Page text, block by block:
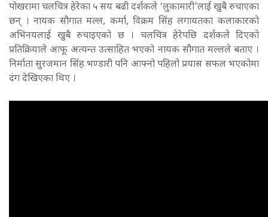
पोखरामा चलचित्र हेरेका ५ सय बढी दर्शकले ‘लुकामारी’लाई खुबै रुचाएका
छन् । नायक सौगात मल्ल, कर्मा, विक्रम सिंह लगायतका कलाकारको
अभिनयलाई खुबै रुचाइएको छ । चलचित्र हेरेपछि दर्शकले दिएको
प्रतिक्रियाले आफू अत्यन्त उत्साहित भएको नायक सौगात मल्लले बताए ।
निर्माता सुरजमान सिंह भण्डारी पनि आफ्नो पहिलो प्रयास सफल भएकोमा
दंग देखिएका थिए ।